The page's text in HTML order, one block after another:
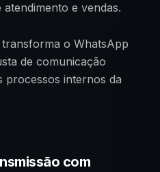
e vendas.
o WhatsApp
de comunicação
processos internos da
com